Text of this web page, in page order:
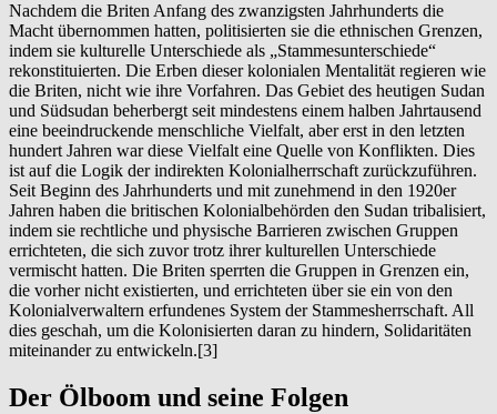
Nachdem die Briten Anfang des zwanzigsten Jahrhunderts die
Macht übernommen hatten, politisierten sie die ethnischen Grenzen,
indem sie kulturelle Unterschiede als „Stammesunterschiede“
rekonstituierten. Die Erben dieser kolonialen Mentalität regieren wie
die Briten, nicht wie ihre Vorfahren. Das Gebiet des heutigen Sudan
und Südsudan beherbergt seit mindestens einem halben Jahrtausend
eine beeindruckende menschliche Vielfalt, aber erst in den letzten
hundert Jahren war diese Vielfalt eine Quelle von Konflikten. Dies
ist auf die Logik der indirekten Kolonialherrschaft zurückzuführen.
Seit Beginn des Jahrhunderts und mit zunehmend in den 1920er
Jahren haben die britischen Kolonialbehörden den Sudan tribalisiert,
indem sie rechtliche und physische Barrieren zwischen Gruppen
errichteten, die sich zuvor trotz ihrer kulturellen Unterschiede
vermischt hatten. Die Briten sperrten die Gruppen in Grenzen ein,
die vorher nicht existierten, und errichteten über sie ein von den
Kolonialverwaltern erfundenes System der Stammesherrschaft. All
dies geschah, um die Kolonisierten daran zu hindern, Solidaritäten
miteinander zu entwickeln.[3]
Der Ölboom und seine Folgen